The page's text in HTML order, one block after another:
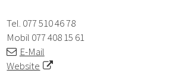
Tel. 077 510 46 78
Mobil 077 408 15 61
E-Mail
Website